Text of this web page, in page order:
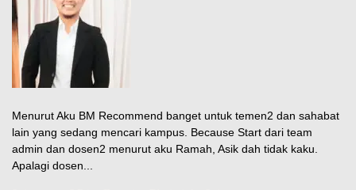
Menurut Aku BM Recommend banget untuk temen2 dan sahabat
lain yang sedang mencari kampus. Because Start dari team
admin dan dosen2 menurut aku Ramah, Asik dah tidak kaku.
Apalagi dosen...